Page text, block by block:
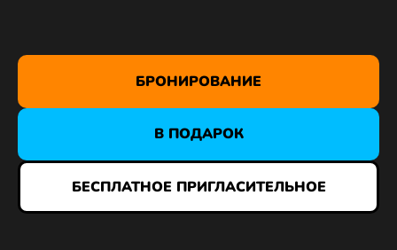
БРОНИРОВАНИЕ
В ПОДАРОК
БЕСПЛАТНОЕ ПРИГЛАСИТЕЛЬНОЕ